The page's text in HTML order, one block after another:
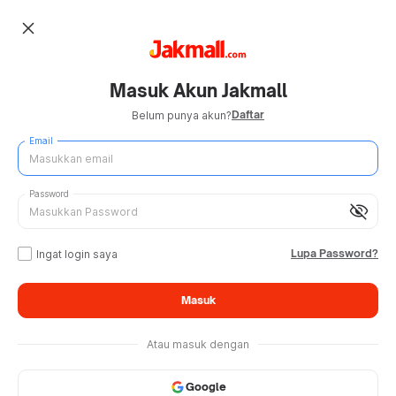
close
Masuk Akun Jakmall
Belum punya akun?Daftar
Email
visibility_off
Password
Ingat login saya Lupa Password?
Masuk
Atau masuk dengan
Google